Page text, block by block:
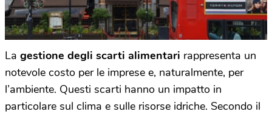
La gestione degli scarti alimentari rappresenta un
notevole costo per le imprese e, naturalmente, per
l’ambiente. Questi scarti hanno un impatto in
particolare sul clima e sulle risorse idriche. Secondo il